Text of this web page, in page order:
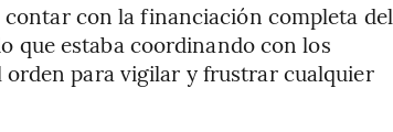
contar con la financiación completa del
que estaba coordinando con los
orden para vigilar y frustrar cualquier